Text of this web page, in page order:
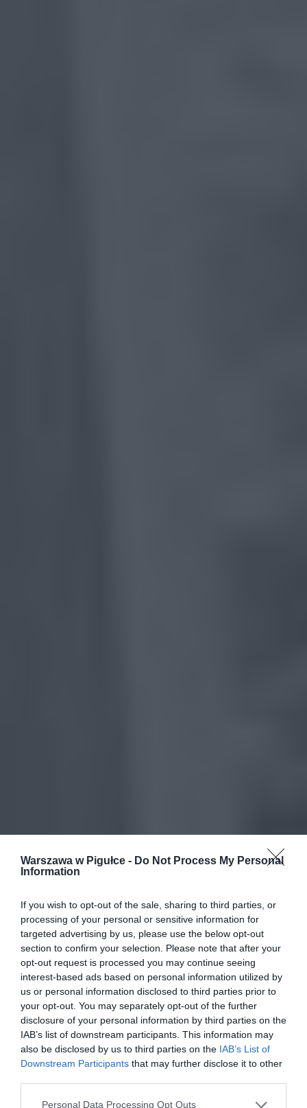
Warszawa w Pigułce - Do Not Process My Personal
Information
If you wish to opt-out of the sale, sharing to third parties, or
processing of your personal or sensitive information for
targeted advertising by us, please use the below opt-out
section to confirm your selection. Please note that after your
opt-out request is processed you may continue seeing
interest-based ads based on personal information utilized by
us or personal information disclosed to third parties prior to
your opt-out. You may separately opt-out of the further
disclosure of your personal information by third parties on the
IAB’s list of downstream participants. This information may
also be disclosed by us to third parties on the IAB’s List of
Downstream Participants that may further disclose it to other
Personal Data Processing Opt Outs